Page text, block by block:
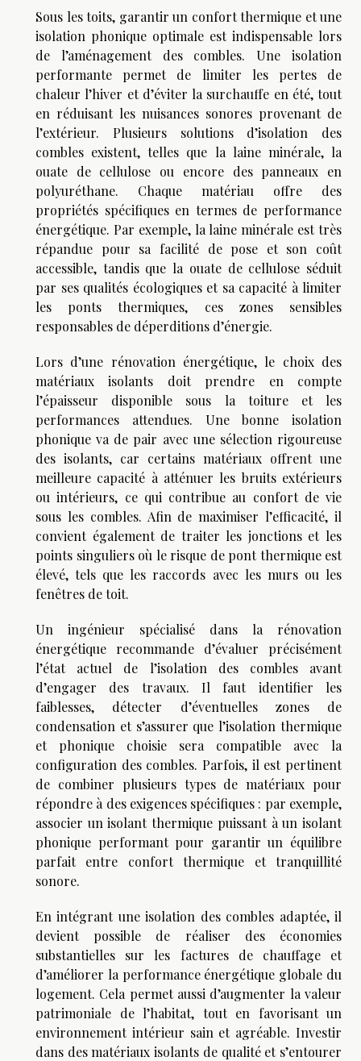
Sous les toits, garantir un confort thermique et une
isolation phonique optimale est indispensable lors
de l’aménagement des combles. Une isolation
performante permet de limiter les pertes de
chaleur l’hiver et d’éviter la surchauffe en été, tout
en réduisant les nuisances sonores provenant de
l’extérieur. Plusieurs solutions d’isolation des
combles existent, telles que la laine minérale, la
ouate de cellulose ou encore des panneaux en
polyuréthane. Chaque matériau offre des
propriétés spécifiques en termes de performance
énergétique. Par exemple, la laine minérale est très
répandue pour sa facilité de pose et son coût
accessible, tandis que la ouate de cellulose séduit
par ses qualités écologiques et sa capacité à limiter
les ponts thermiques, ces zones sensibles
responsables de déperditions d’énergie.
Lors d’une rénovation énergétique, le choix des
matériaux isolants doit prendre en compte
l’épaisseur disponible sous la toiture et les
performances attendues. Une bonne isolation
phonique va de pair avec une sélection rigoureuse
des isolants, car certains matériaux offrent une
meilleure capacité à atténuer les bruits extérieurs
ou intérieurs, ce qui contribue au confort de vie
sous les combles. Afin de maximiser l’efficacité, il
convient également de traiter les jonctions et les
points singuliers où le risque de pont thermique est
élevé, tels que les raccords avec les murs ou les
fenêtres de toit.
Un ingénieur spécialisé dans la rénovation
énergétique recommande d’évaluer précisément
l’état actuel de l’isolation des combles avant
d’engager des travaux. Il faut identifier les
faiblesses, détecter d’éventuelles zones de
condensation et s’assurer que l’isolation thermique
et phonique choisie sera compatible avec la
configuration des combles. Parfois, il est pertinent
de combiner plusieurs types de matériaux pour
répondre à des exigences spécifiques : par exemple,
associer un isolant thermique puissant à un isolant
phonique performant pour garantir un équilibre
parfait entre confort thermique et tranquillité
sonore.
En intégrant une isolation des combles adaptée, il
devient possible de réaliser des économies
substantielles sur les factures de chauffage et
d’améliorer la performance énergétique globale du
logement. Cela permet aussi d’augmenter la valeur
patrimoniale de l’habitat, tout en favorisant un
environnement intérieur sain et agréable. Investir
dans des matériaux isolants de qualité et s’entourer